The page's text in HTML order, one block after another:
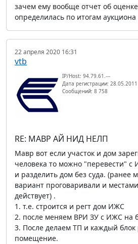
зачем ему вообще отчет об
определилась по итогам аукциона
22 апреля 2020 16:31
vtb
IP/Host: 94.79.61.---
Дата регистрации: 28.05.2011
Сообщений: 8 758
RE: МАВР АЙ НИД НЕЛП
Мавр вот если участок и дом
человека то можно "перевести"
и разделить дом без суда. (ранее
вариант проговаривали и
действует) .
1. т.е. строится и регт дом ИЖС
2. после меняем ВРИ ЗУ с ИЖС на
3. После делаем ТП и каждый блок
помещение.